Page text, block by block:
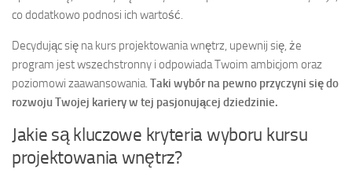
co dodatkowo podnosi ich wartość.
Decydując się na kurs projektowania wnętrz, upewnij się, że
program jest wszechstronny i odpowiada Twoim ambicjom oraz
poziomowi zaawansowania. Taki wybór na pewno przyczyni się do
rozwoju Twojej kariery w tej pasjonującej dziedzinie.
Jakie są kluczowe kryteria wyboru kursu
projektowania wnętrz?